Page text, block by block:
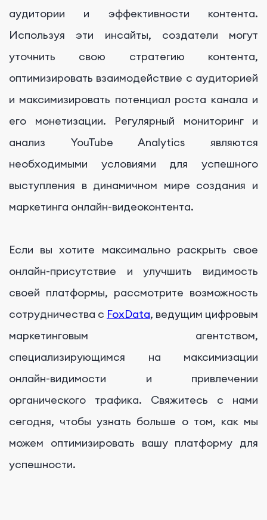
аудитории и эффективности контента.
Используя эти инсайты, создатели могут
уточнить свою стратегию контента,
оптимизировать взаимодействие с аудиторией
и максимизировать потенциал роста канала и
его монетизации. Регулярный мониторинг и
анализ YouTube Analytics являются
необходимыми условиями для успешного
выступления в динамичном мире создания и
маркетинга онлайн-видеоконтента.
Если вы хотите максимально раскрыть свое
онлайн-присутствие и улучшить видимость
своей платформы, рассмотрите возможность
сотрудничества с FoxData, ведущим цифровым
маркетинговым агентством,
специализирующимся на максимизации
онлайн-видимости и привлечении
органического трафика. Свяжитесь с нами
сегодня, чтобы узнать больше о том, как мы
можем оптимизировать вашу платформу для
успешности.